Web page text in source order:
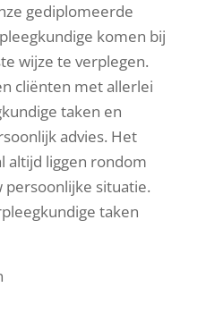
gediplomeerde
komen bij
wijze te verplegen.
cliënten met allerlei
taken en
advies. Het
altijd liggen rondom
situatie.
taken